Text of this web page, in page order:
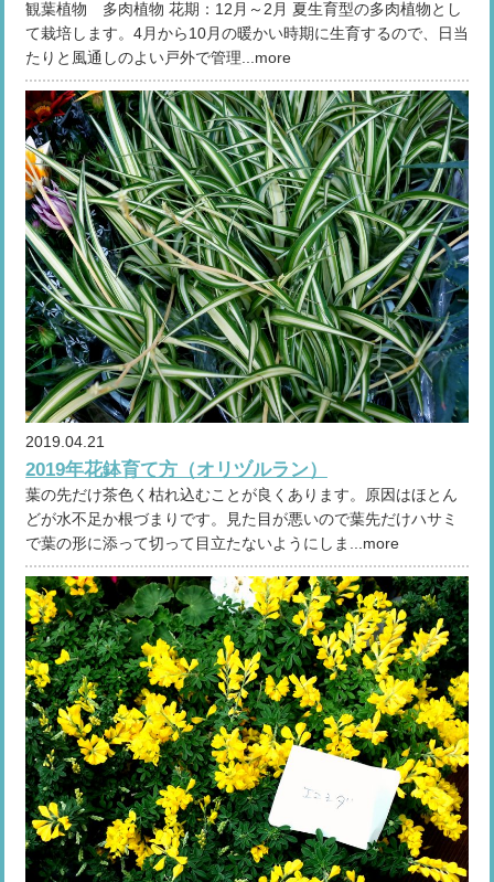
観葉植物 多肉植物 花期：12月～2月 夏生育型の多肉植物とし
て栽培します。4月から10月の暖かい時期に生育するので、日当
たりと風通しのよい戸外で管理...more
2019.04.21
2019年花鉢育て方（オリヅルラン）
葉の先だけ茶色く枯れ込むことが良くあります。原因はほとん
どが水不足か根づまりです。見た目が悪いので葉先だけハサミ
で葉の形に添って切って目立たないようにしま...more